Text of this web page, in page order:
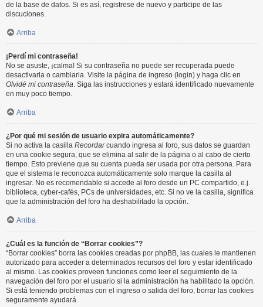
de la base de datos. Si es así, registrese de nuevo y participe de las
discuciones.
Arriba
¡Perdí mi contraseña!
No se asuste, ¡calma! Si su contraseña no puede ser recuperada puede
desactivarla o cambiarla. Visite la página de ingreso (login) y haga clic en
Olvidé mi contraseña. Siga las instrucciones y estará identificado nuevamente
en muy poco tiempo.
Arriba
¿Por qué mi sesión de usuario expira automáticamente?
Si no activa la casilla Recordarcuando ingresa al foro, sus datos se guardan
en una cookie segura, que se elimina al salir de la página o al cabo de cierto
tiempo. Esto previene que su cuenta pueda ser usada por otra persona. Para
que el sistema le reconozca automáticamente solo marque la casilla al
ingresar. No es recomendable si accede al foro desde un PC compartido, e.j.
biblioteca, cyber-cafés, PCs de universidades, etc. Si no ve la casilla, significa
que la administración del foro ha deshabilitado la opción.
Arriba
¿Cuál es la función de “Borrar cookies”?
“Borrar cookies” borra las cookies creadas por phpBB, las cuales le mantienen
autorizado para acceder a determinados recursos del foro y estar identificado
al mismo. Las cookies proveen funciones como leer el seguimiento de la
navegación del foro por el usuario si la administración ha habilitado la opción.
Si está teniendo problemas con el ingreso o salida del foro, borrar las cookies
seguramente ayudará.